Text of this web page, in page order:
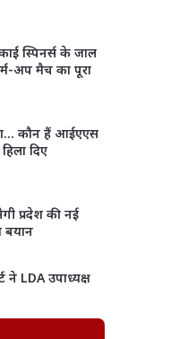
स्पिनर्स के जाल
अप मैच का पूरा
कौन हैं आईएएस
दिए
प्रदेश की नई
बयान
ने LDA उपाध्यक्ष